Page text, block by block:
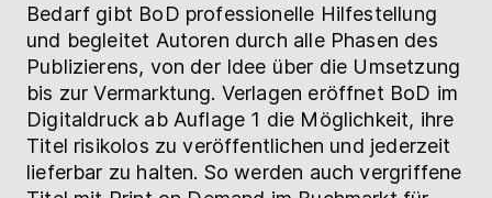
Bedarf gibt BoD professionelle Hilfestellung
und begleitet Autoren durch alle Phasen des
Publizierens, von der Idee über die Umsetzung
bis zur Vermarktung. Verlagen eröffnet BoD im
Digitaldruck ab Auflage 1 die Möglichkeit, ihre
Titel risikolos zu veröffentlichen und jederzeit
lieferbar zu halten. So werden auch vergriffene